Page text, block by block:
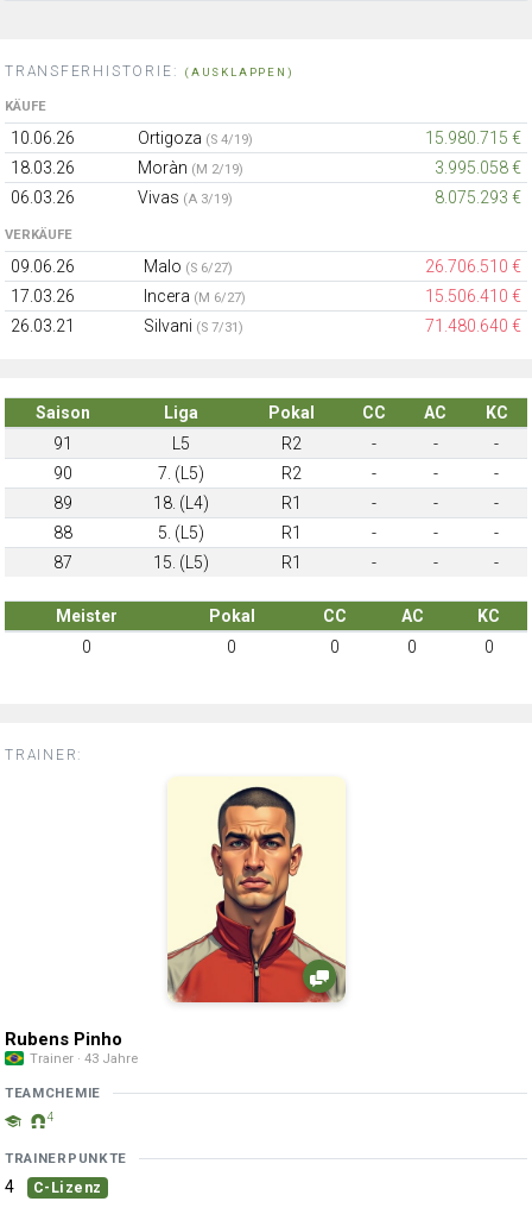
TRANSFERHISTORIE: (AUSKLAPPEN)
KÄUFE
10.06.26 Ortigoza (S 4/19)
15.980.715 €
18.03.26
Moràn (M 2/19)
3.995.058 €
06.03.26
Vivas (A 3/19) 8.075.293 €
VERKÄUFE
09.06.26 Malo (S 6/27)
26.706.510 €
17.03.26
Incera (M 6/27)
15.506.410 €
26.03.21
Silvani (S 7/31) 71.480.640 €
Saison Liga Pokal CC AC
KC
91
L5 R2 - -
-
90
7. (L5) R2 - -
-
89
18. (L4) R1 - -
-
88
5. (L5) R1 - -
-
87
15. (L5) R1 - - -
Meister Pokal CC AC
KC
0
0 0 0 0
TRAINER:
Rubens Pinho
Trainer · 43 Jahre
TEAMCHEMIE
4
TRAINERPUNKTE
4 C-Lizenz